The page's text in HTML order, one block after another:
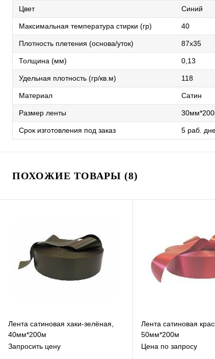
Цвет Синий
Максимальная температура стирки (гр) 40
Плотность плетения (основа/уток) 87х35
Толщина (мм) 0,13
Удельная плотность (гр/кв.м) 118
Материал Сатин
Размер ленты
Срок изготовления под заказ 5 раб.
ПОХОЖИЕ ТОВАРЫ (8)
Лента сатиновая хаки-зелёная,
40мм*200м
Запросить цену
Лента сатиновая
50мм*200м
Цена по запросу